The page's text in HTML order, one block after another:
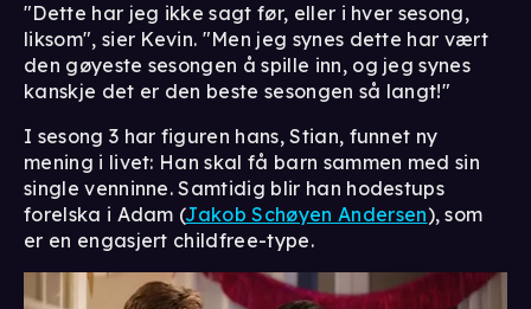
"Dette har jeg ikke sagt før, eller i hver sesong,
liksom", sier Kevin. "Men jeg synes dette har vært
den gøyeste sesongen å spille inn, og jeg synes
kanskje det er den beste sesongen så langt!"
I sesong 3 har figuren hans, Stian, funnet ny
mening i livet: Han skal få barn sammen med sin
single venninne. Samtidig blir han hodestups
forelska i Adam (Jakob Schøyen Andersen), som
er en engasjert childfree-type.